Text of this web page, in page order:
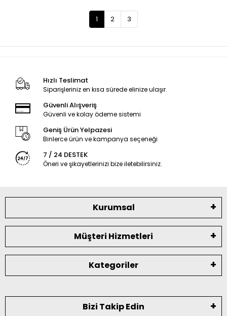
1 2 3
Hızlı Teslimat
Siparişleriniz en kısa sürede elinize ulaşır.
Güvenli Alışveriş
Güvenli ve kolay ödeme sistemi
Geniş Ürün Yelpazesi
Binlerce ürün ve kampanya seçeneği
7 / 24 DESTEK
Öneri ve şikayetlerinizi bize iletebilirsiniz.
Kurumsal
Müşteri Hizmetleri
Kategoriler
Bizi Takip Edin